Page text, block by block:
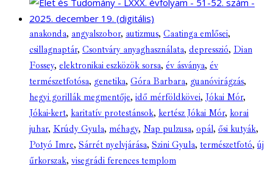
anakonda, angyalszobor, autizmus, Caatinga emlősei,
csillagnaptár, Csontváry anyaghasználata, depresszió, Dian
Fossey, elektronikai eszközök sorsa, év ásványa, év
természetfotósa, genetika, Góra Barbara, guanóvirágzás,
hegyi gorillák megmentője, idő mérföldkövei, Jókai Mór,
Jókai-kert, karitatív protestánsok, kertész Jókai Mór, korai
juhar, Krúdy Gyula, méhagy, Nap pulzusa, opál, ősi kutyák,
Potyó Imre, Sárrét nyelvjárása, Szini Gyula, természetfotó, új
űrkorszak, visegrádi ferences templom